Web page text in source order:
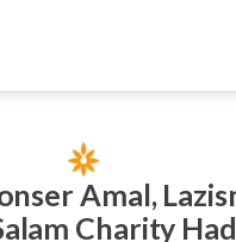
Amal,
Charity